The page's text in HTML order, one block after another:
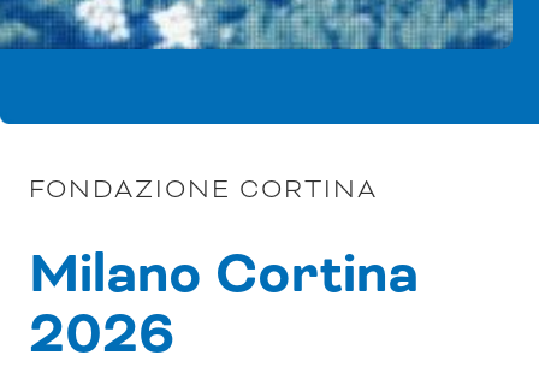
FONDAZIONE CORTINA
Milano Cortina
2026